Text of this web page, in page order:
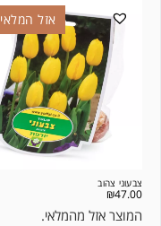
אזל המלאי
צבעוני צהוב
₪47.00
המוצר אזל מהמלאי.